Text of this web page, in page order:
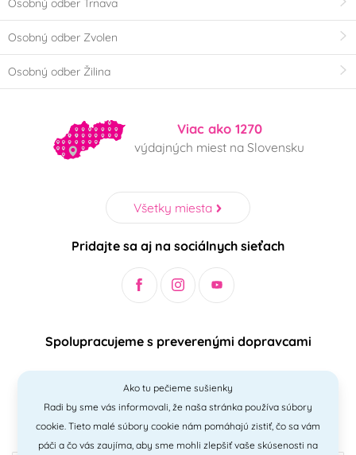
Osobný odber Trnava
Osobný odber Zvolen
Osobný odber Žilina
Viac ako 1270
výdajných miest na Slovensku
Všetky miesta
Pridajte sa aj na sociálnych sieťach
Spolupracujeme s preverenými dopravcami
Bezpečný a jednoduchý spôsob platieb
Ako tu pečieme sušienky
Radi by sme vás informovali, že naša stránka používa súbory
cookie. Tieto malé súbory cookie nám pomáhajú zistiť, čo sa vám
páči a čo vás zaujíma, aby sme mohli zlepšiť vaše skúsenosti na